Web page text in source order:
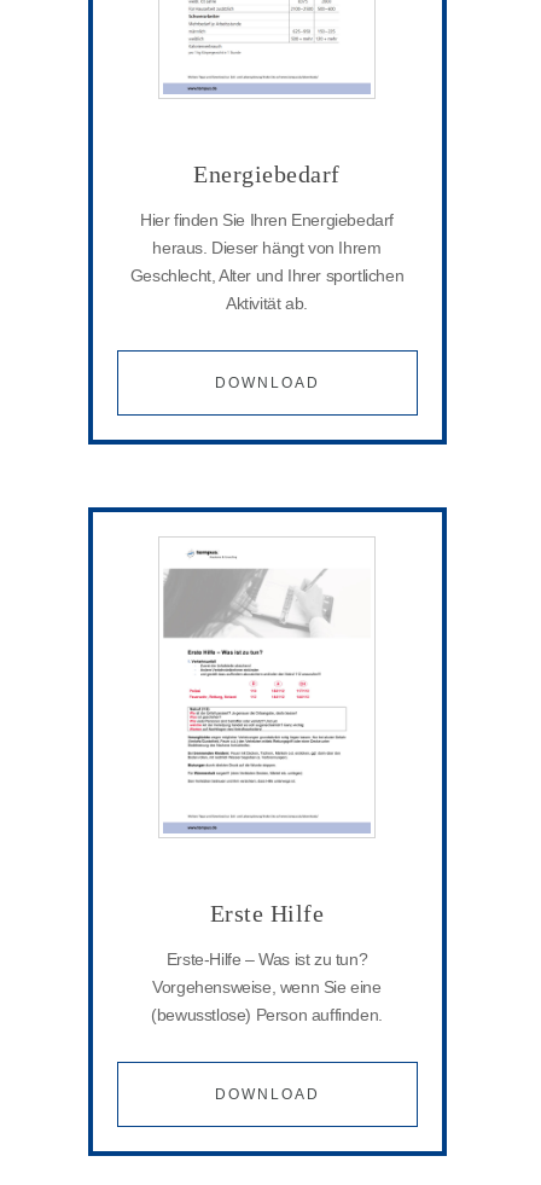
Energiebedarf
Hier finden Sie Ihren Energiebedarf
heraus. Dieser hängt von Ihrem
Geschlecht, Alter und Ihrer sportlichen
Aktivität ab.
DOWNLOAD
Erste Hilfe
Erste-Hilfe – Was ist zu tun?
Vorgehensweise, wenn Sie eine
(bewusstlose) Person auffinden.
DOWNLOAD